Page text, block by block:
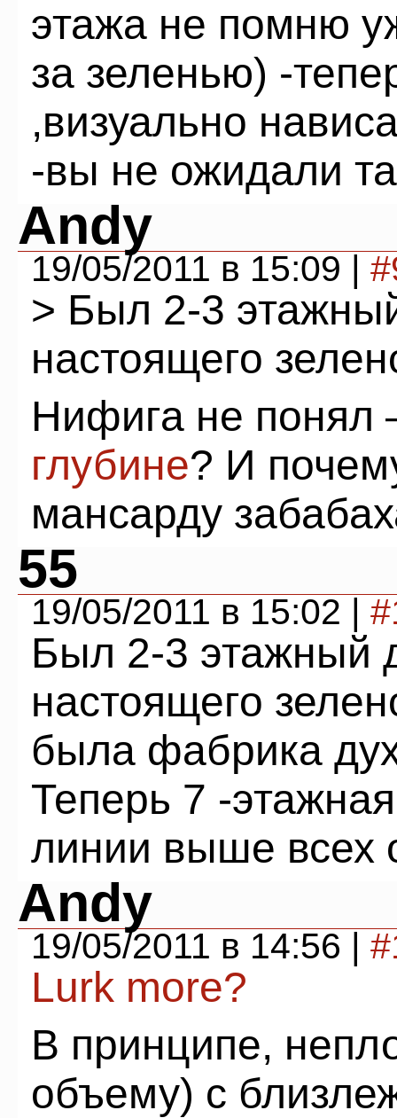
этажа не помню
за зеленью) -
,визуально
-вы не ожидали
Andy
19/05/2011 в 15:09 |
> Был 2-3
настоящего
Нифига не понял
глубине? И
мансарду
55
19/05/2011 в 15:02 |
Был 2-3 этажный
настоящего
была фабрика
Теперь 7 -
линии выше всех
Andy
19/05/2011 в 14:56 |
Lurk more?
В принципе,
объему) с